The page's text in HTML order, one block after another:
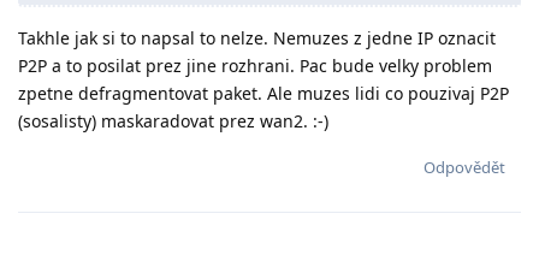
Takhle jak si to napsal to nelze. Nemuzes z jedne IP oznacit
P2P a to posilat prez jine rozhrani. Pac bude velky problem
zpetne defragmentovat paket. Ale muzes lidi co pouzivaj P2P
(sosalisty) maskaradovat prez wan2. :-)
Odpovědět